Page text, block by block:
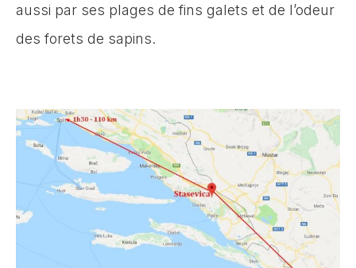
aussi par ses plages de fins galets et de l’odeur
des forets de sapins.